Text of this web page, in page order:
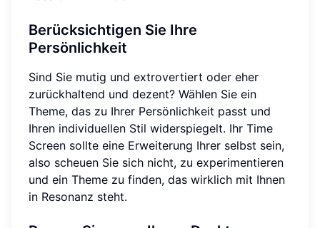
Berücksichtigen Sie Ihre
Persönlichkeit
Sind Sie mutig und extrovertiert oder eher
zurückhaltend und dezent? Wählen Sie ein
Theme, das zu Ihrer Persönlichkeit passt und
Ihren individuellen Stil widerspiegelt. Ihr Time
Screen sollte eine Erweiterung Ihrer selbst sein,
also scheuen Sie sich nicht, zu experimentieren
und ein Theme zu finden, das wirklich mit Ihnen
in Resonanz steht.